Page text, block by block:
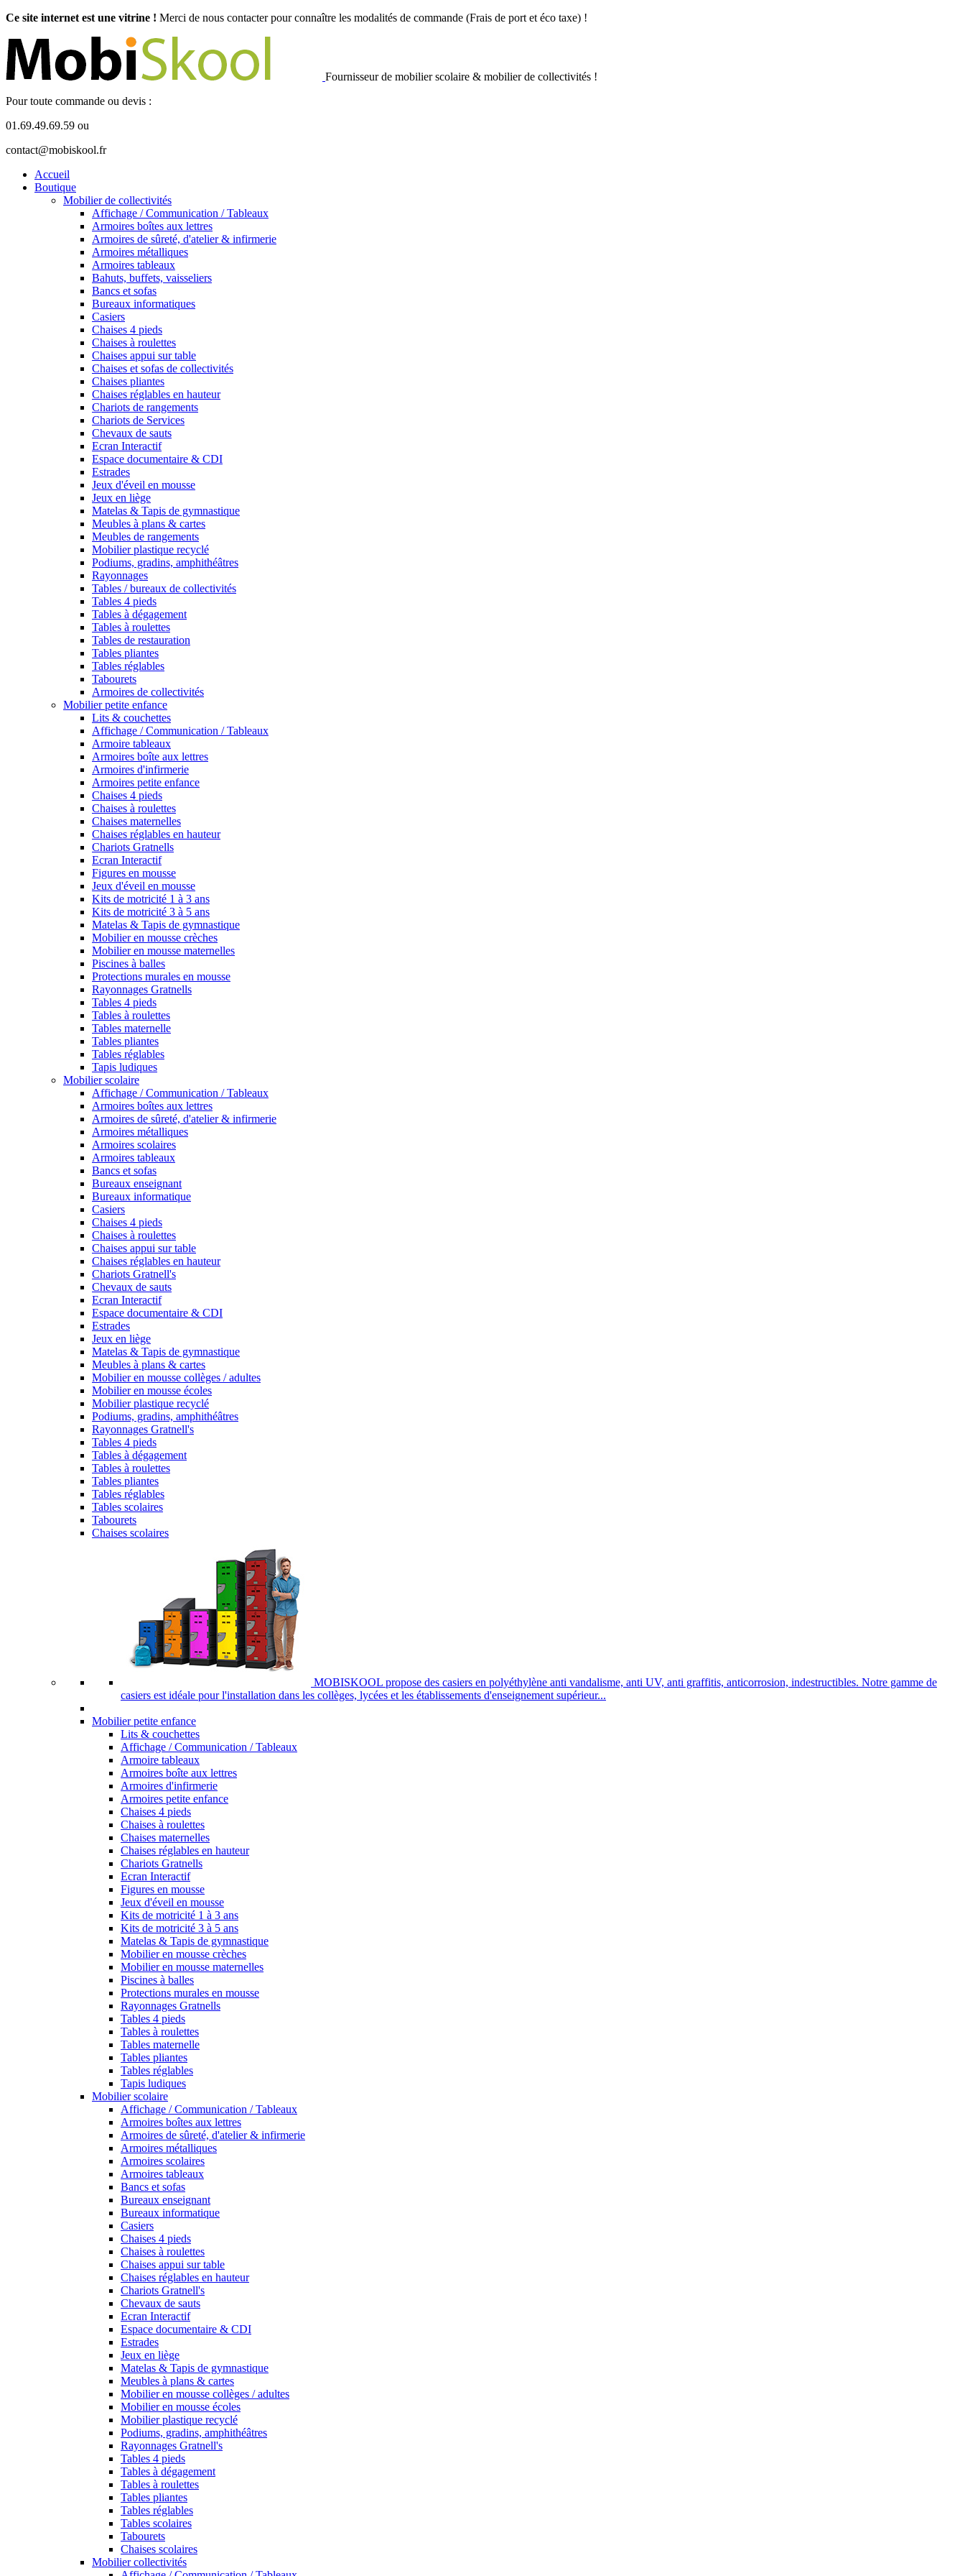
Ce site internet est une vitrine ! Merci de nous contacter pour connaître les modalités de commande (Frais de port et éco taxe) !
Fournisseur de mobilier scolaire & mobilier de collectivités !
Pour toute commande ou devis :
01.69.49.69.59 ou
contact@mobiskool.fr
Accueil
Boutique
Mobilier de collectivités
Affichage / Communication / Tableaux
Armoires boîtes aux lettres
Armoires de sûreté, d'atelier & infirmerie
Armoires métalliques
Armoires tableaux
Bahuts, buffets, vaisseliers
Bancs et sofas
Bureaux informatiques
Casiers
Chaises 4 pieds
Chaises à roulettes
Chaises appui sur table
Chaises et sofas de collectivités
Chaises pliantes
Chaises réglables en hauteur
Chariots de rangements
Chariots de Services
Chevaux de sauts
Ecran Interactif
Espace documentaire & CDI
Estrades
Jeux d'éveil en mousse
Jeux en liège
Matelas & Tapis de gymnastique
Meubles à plans & cartes
Meubles de rangements
Mobilier plastique recyclé
Podiums, gradins, amphithéâtres
Rayonnages
Tables / bureaux de collectivités
Tables 4 pieds
Tables à dégagement
Tables à roulettes
Tables de restauration
Tables pliantes
Tables réglables
Tabourets
Armoires de collectivités
Mobilier petite enfance
Lits & couchettes
Affichage / Communication / Tableaux
Armoire tableaux
Armoires boîte aux lettres
Armoires d'infirmerie
Armoires petite enfance
Chaises 4 pieds
Chaises à roulettes
Chaises maternelles
Chaises réglables en hauteur
Chariots Gratnells
Ecran Interactif
Figures en mousse
Jeux d'éveil en mousse
Kits de motricité 1 à 3 ans
Kits de motricité 3 à 5 ans
Matelas & Tapis de gymnastique
Mobilier en mousse crèches
Mobilier en mousse maternelles
Piscines à balles
Protections murales en mousse
Rayonnages Gratnells
Tables 4 pieds
Tables à roulettes
Tables maternelle
Tables pliantes
Tables réglables
Tapis ludiques
Mobilier scolaire
Affichage / Communication / Tableaux
Armoires boîtes aux lettres
Armoires de sûreté, d'atelier & infirmerie
Armoires métalliques
Armoires scolaires
Armoires tableaux
Bancs et sofas
Bureaux enseignant
Bureaux informatique
Casiers
Chaises 4 pieds
Chaises à roulettes
Chaises appui sur table
Chaises réglables en hauteur
Chariots Gratnell's
Chevaux de sauts
Ecran Interactif
Espace documentaire & CDI
Estrades
Jeux en liège
Matelas & Tapis de gymnastique
Meubles à plans & cartes
Mobilier en mousse collèges / adultes
Mobilier en mousse écoles
Mobilier plastique recyclé
Podiums, gradins, amphithéâtres
Rayonnages Gratnell's
Tables 4 pieds
Tables à dégagement
Tables à roulettes
Tables pliantes
Tables réglables
Tables scolaires
Tabourets
Chaises scolaires
MOBISKOOL propose des casiers en polyéthylène anti vandalisme, anti UV, anti graffitis, anticorrosion, indestructibles. Notre gamme de
casiers est idéale pour l'installation dans les collèges, lycées et les établissements d'enseignement supérieur...
Mobilier petite enfance
Lits & couchettes
Affichage / Communication / Tableaux
Armoire tableaux
Armoires boîte aux lettres
Armoires d'infirmerie
Armoires petite enfance
Chaises 4 pieds
Chaises à roulettes
Chaises maternelles
Chaises réglables en hauteur
Chariots Gratnells
Ecran Interactif
Figures en mousse
Jeux d'éveil en mousse
Kits de motricité 1 à 3 ans
Kits de motricité 3 à 5 ans
Matelas & Tapis de gymnastique
Mobilier en mousse crèches
Mobilier en mousse maternelles
Piscines à balles
Protections murales en mousse
Rayonnages Gratnells
Tables 4 pieds
Tables à roulettes
Tables maternelle
Tables pliantes
Tables réglables
Tapis ludiques
Mobilier scolaire
Affichage / Communication / Tableaux
Armoires boîtes aux lettres
Armoires de sûreté, d'atelier & infirmerie
Armoires métalliques
Armoires scolaires
Armoires tableaux
Bancs et sofas
Bureaux enseignant
Bureaux informatique
Casiers
Chaises 4 pieds
Chaises à roulettes
Chaises appui sur table
Chaises réglables en hauteur
Chariots Gratnell's
Chevaux de sauts
Ecran Interactif
Espace documentaire & CDI
Estrades
Jeux en liège
Matelas & Tapis de gymnastique
Meubles à plans & cartes
Mobilier en mousse collèges / adultes
Mobilier en mousse écoles
Mobilier plastique recyclé
Podiums, gradins, amphithéâtres
Rayonnages Gratnell's
Tables 4 pieds
Tables à dégagement
Tables à roulettes
Tables pliantes
Tables réglables
Tables scolaires
Tabourets
Chaises scolaires
Mobilier collectivités